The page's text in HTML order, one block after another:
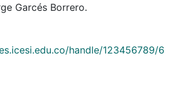
Garcés Borrero.
handle/123456789/6